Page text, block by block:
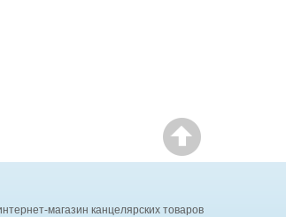
магазин канцелярских товаров